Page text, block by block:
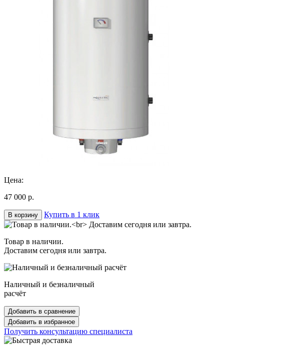
Цена:
47 000 р.
В корзину Купить в 1 клик
Товар в наличии.
Доставим сегодня или завтра.
Наличный и безналичный
расчёт
Добавить в сравнение
Добавить в избранное
Получить консультацию специалиста